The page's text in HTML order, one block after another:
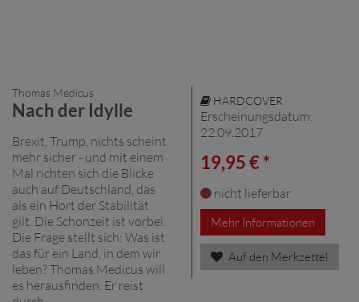
Thomas Medicus
Nach der Idylle
Brexit, Trump, nichts scheint
mehr sicher - und mit einem
Mal richten sich die Blicke
auch auf Deutschland, das
als ein Hort der Stabilität
gilt. Die Schonzeit ist vorbei.
Die Frage stellt sich: Was ist
das für ein Land, in dem wir
leben? Thomas Medicus will
es herausfinden. Er reist
HARDCOVER
Erscheinungsdatum:
22.09.2017
19,95 € *
nicht lieferbar
Mehr Informationen
Auf den Merkzettel